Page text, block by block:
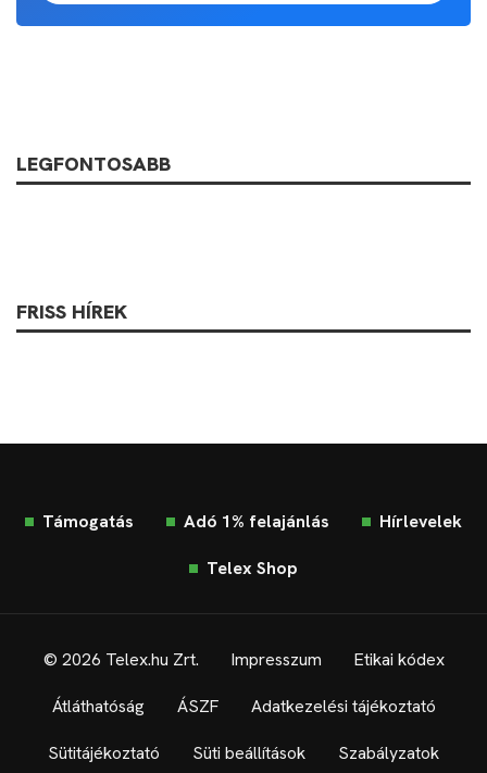
LEGFONTOSABB
FRISS HÍREK
Támogatás Adó 1% felajánlás Hírlevelek
Telex Shop
© 2026 Telex.hu Zrt. Impresszum Etikai kódex
Átláthatóság ÁSZF Adatkezelési tájékoztató
Sütitájékoztató Süti beállítások Szabályzatok